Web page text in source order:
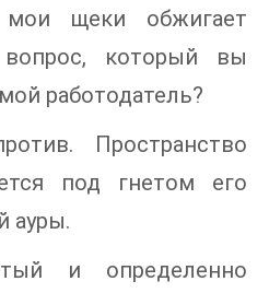
щеки обжигает
который вы
работодатель?
Пространство
под гнетом его
ауры.
и определенно